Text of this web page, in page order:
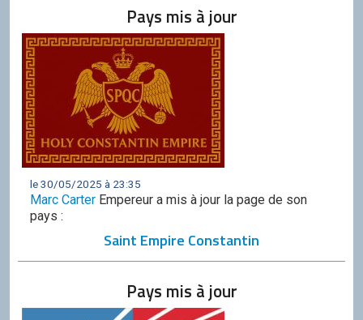
CONTRIBUER
GitHub
Pays mis à jour
le 30/05/2025 à 23:35
Marc Carter Empereur a mis à jour la page de son
pays :
Saint Empire Constantin
Pays mis à jour